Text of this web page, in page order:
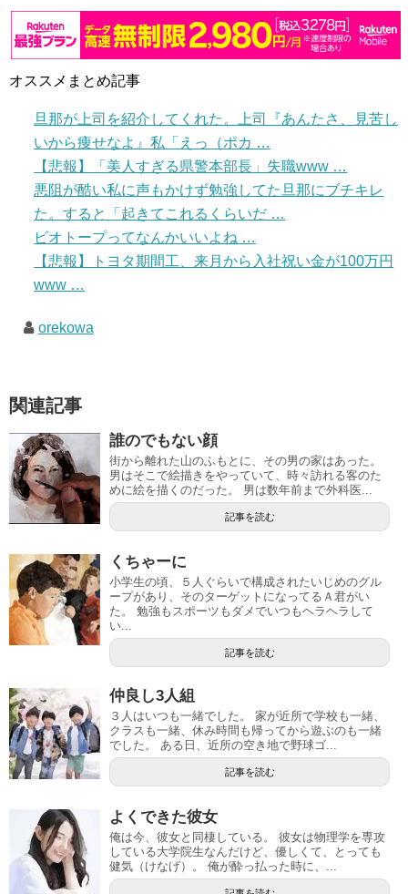
オススメまとめ記事
旦那が上司を紹介してくれた。上司『あんたさ、見苦し
いから痩せなよ』私「えっ（ポカ …
【悲報】「美人すぎる県警本部長」失職www …
悪阻が酷い私に声もかけず勉強してた旦那にブチキレ
た。すると「起きてこれるくらいだ …
ビオトープってなんかいいよね …
【悲報】トヨタ期間工、来月から入社祝い金が100万円
www …
orekowa
関連記事
誰のでもない顔
街から離れた山のふもとに、その男の家はあった。
男はそこで絵描きをやっていて、時々訪れる客のた
めに絵を描くのだった。 男は数年前まで外科医...
記事を読む
くちゃーに
小学生の頃、５人ぐらいで構成されたいじめのグル
ープがあり、そのターゲットになってるＡ君がい
た。 勉強もスポーツもダメでいつもヘラヘラして
い...
記事を読む
仲良し3人組
３人はいつも一緒でした。 家が近所で学校も一緒、
クラスも一緒、休み時間も帰ってから遊ぶのも一緒
でした。 ある日、近所の空き地で野球ゴ...
記事を読む
よくできた彼女
俺は今、彼女と同棲している。 彼女は物理学を専攻
している大学院生なんだけど、優しくて、とっても
健気（けなげ）。 俺が酔っ払った時に、...